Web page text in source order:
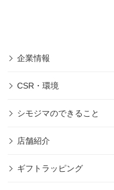
企業情報
CSR・環境
シモジマのできること
店舗紹介
ギフトラッピング